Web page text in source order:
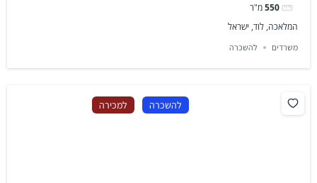
550מ"ר
המלאכה, לוד, ישראל
משרדים להשכרה
להשכרה למכירה